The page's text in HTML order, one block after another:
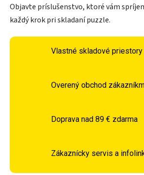
Objavte príslušenstvo, ktoré vám
každý krok pri skladaní puzzle.
Vlastné skladové priestory
Overený obchod
Doprava nad 89 € zdarma
Zákaznícky servis a